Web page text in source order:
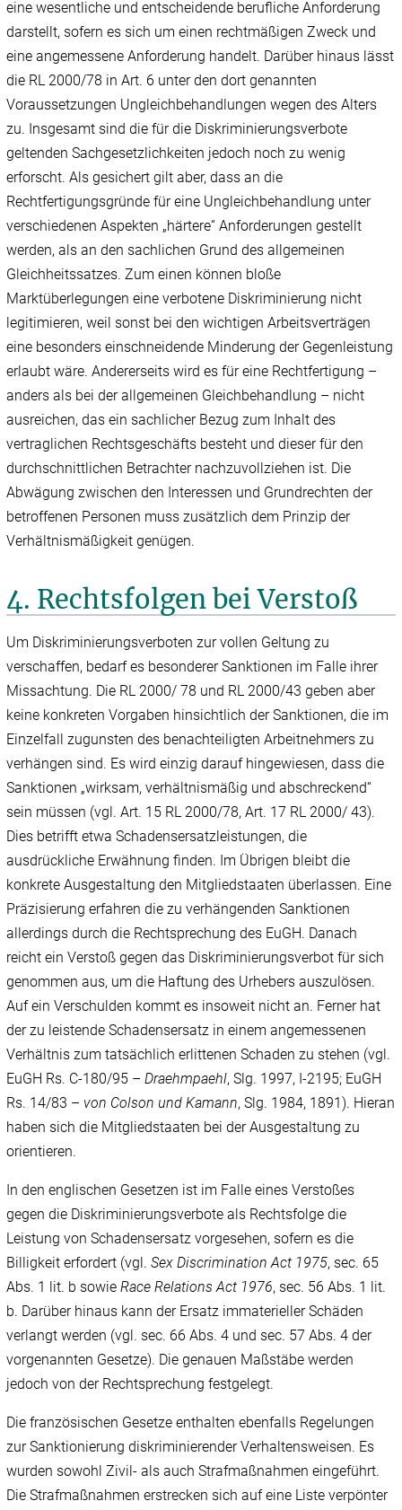
eine wesentliche und entscheidende berufliche Anforderung
darstellt, sofern es sich um einen rechtmäßigen Zweck und
eine angemessene Anforderung handelt. Darüber hinaus lässt
die RL 2000/78 in Art. 6 unter den dort genannten
Voraussetzungen Ungleichbehandlungen wegen des Alters
zu. Insgesamt sind die für die Diskriminierungsverbote
geltenden Sachgesetzlichkeiten jedoch noch zu wenig
erforscht. Als gesichert gilt aber, dass an die
Rechtfertigungsgründe für eine Ungleichbehandlung unter
verschiedenen Aspekten „härtere“ Anforderungen gestellt
werden, als an den sachlichen Grund des allgemeinen
Gleichheitssatzes. Zum einen können bloße
Marktüberlegungen eine verbotene Diskriminierung nicht
legitimieren, weil sonst bei den wichtigen Arbeitsverträgen
eine besonders einschneidende Minderung der Gegenleistung
erlaubt wäre. Andererseits wird es für eine Rechtfertigung –
anders als bei der allgemeinen Gleichbehandlung – nicht
ausreichen, das ein sachlicher Bezug zum Inhalt des
vertraglichen Rechtsgeschäfts besteht und dieser für den
durchschnittlichen Betrachter nachzuvollziehen ist. Die
Abwägung zwischen den Interessen und Grundrechten der
betroffenen Personen muss zusätzlich dem Prinzip der
Verhältnismäßigkeit genügen.
4. Rechtsfolgen bei Verstoß
Um Diskriminierungsverboten zur vollen Geltung zu
verschaffen, bedarf es besonderer Sanktionen im Falle ihrer
Missachtung. Die RL 2000/ 78 und RL 2000/43 geben aber
keine konkreten Vorgaben hinsichtlich der Sanktionen, die im
Einzelfall zugunsten des benachteiligten Arbeitnehmers zu
verhängen sind. Es wird einzig darauf hingewiesen, dass die
Sanktionen „wirksam, verhältnismäßig und abschreckend“
sein müssen (vgl. Art. 15 RL 2000/78, Art. 17 RL 2000/ 43).
Dies betrifft etwa Schadensersatzleistungen, die
ausdrückliche Erwähnung finden. Im Übrigen bleibt die
konkrete Ausgestaltung den Mitgliedstaaten überlassen. Eine
Präzisierung erfahren die zu verhängenden Sanktionen
allerdings durch die Rechtsprechung des EuGH. Danach
reicht ein Verstoß gegen das Diskriminierungsverbot für sich
genommen aus, um die Haftung des Urhebers auszulösen.
Auf ein Verschulden kommt es insoweit nicht an. Ferner hat
der zu leistende Schadensersatz in einem angemessenen
Verhältnis zum tatsächlich erlittenen Schaden zu stehen (vgl.
EuGH Rs. C-180/95 –Draehmpaehl, Slg. 1997, I-2195; EuGH
Rs. 14/83 – von Colson und Kamann, Slg. 1984, 1891). Hieran
haben sich die Mitgliedstaaten bei der Ausgestaltung zu
orientieren.
In den englischen Gesetzen ist im Falle eines Verstoßes
gegen die Diskriminierungsverbote als Rechtsfolge die
Leistung von Schadensersatz vorgesehen, sofern es die
Billigkeit erfordert (vgl.Sex Discrimination Act 1975, sec. 65
Abs. 1 lit. b sowieRace Relations Act 1976, sec. 56 Abs. 1 lit.
b. Darüber hinaus kann der Ersatz immaterieller Schäden
verlangt werden (vgl. sec. 66 Abs. 4 und sec. 57 Abs. 4 der
vorgenannten Gesetze). Die genauen Maßstäbe werden
jedoch von der Rechtsprechung festgelegt.
Die französischen Gesetze enthalten ebenfalls Regelungen
zur Sanktionierung diskriminierender Verhaltensweisen. Es
wurden sowohl Zivil- als auch Strafmaßnahmen eingeführt.
Die Strafmaßnahmen erstrecken sich auf eine Liste verpönter